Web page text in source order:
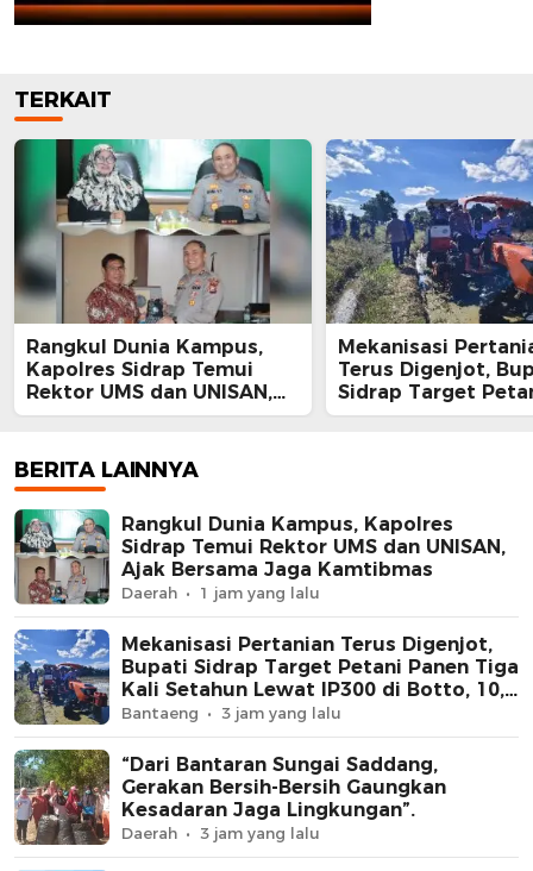
TERKAIT
Rangkul Dunia Kampus,
Kapolres Sidrap Temui
Rektor UMS dan UNISAN,
Ajak Bersama Jaga
Mekanisasi
Terus Digenjot,
Sidrap Target
Panen Tiga Kali
BERITA LAINNYA
Rangkul Dunia Kampus, Kapolres
Sidrap Temui Rektor UMS dan UNISAN,
Ajak Bersama Jaga Kamtibmas
Daerah 1 jam yang lalu
Mekanisasi Pertanian Terus Digenjot,
Bupati Sidrap Target Petani Panen Tiga
Kali Setahun Lewat IP300 di Botto, 10,5
Hektare Sawah Langsung Diolah
dengan Rotavator dan Traktor
Bantaeng 3 jam yang lalu
“Dari Bantaran Sungai Saddang,
Gerakan Bersih-Bersih Gaungkan
Kesadaran Jaga Lingkungan”.
Daerah 3 jam yang lalu